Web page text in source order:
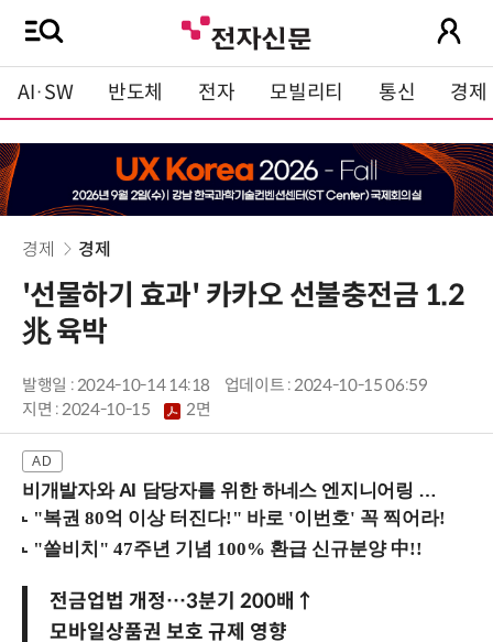
AI·SW 반도체 전자 모빌리티 통신 경제
경제 경제
'선물하기 효과' 카카오 선불충전금 1.2
兆 육박
발행일 : 2024-10-14 14:18
업데이트 : 2024-10-15 06:59
지면 :2024-10-15 2면
비개발자와 AI 담당자를 위한 하네스 엔지니어링 입문과정 (8/20 신논현역)
전금업법 개정…3분기 200배↑
모바일상품권 보호 규제 영향